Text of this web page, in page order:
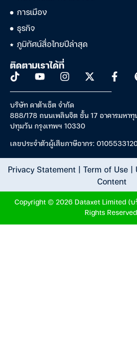
การเมือง
ธุรกิจ
ภูมิทัศน์สื่อไทยปีล่าสุด
ติดตามเราได้ที่
บริษัท ดาต้าเซ็ต จำกัด
888/178 ถนนเพลินจิต ชั้น 17 อาคารมหา
ปทุมวัน กรุงเทพฯ 10330
เลขประจำตัวผู้เสียภาษีอากร:
Privacy Statement| Term of Use|
Content
Copyright © 2026 Dataxet Limited (บ
Rights